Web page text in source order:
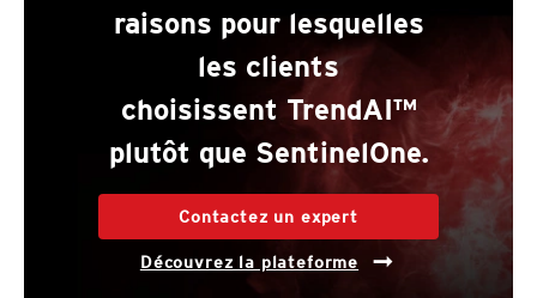
raisons pour lesquelles
les clients
choisissent TrendAI™
plutôt que SentinelOne.
Contactez un expert
Découvrez la plateforme